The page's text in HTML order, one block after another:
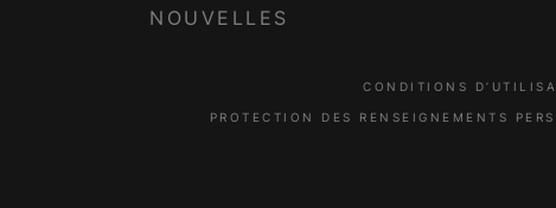
NOUVELLES
CONDITIONS
PROTECTION DES RENSEIGNEMENTS